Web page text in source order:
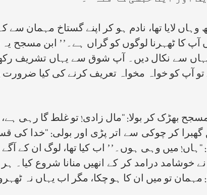
لایا تھا، نادم ہو کر اپنے گستاخ مہمان
کا ٹھہرنا لوگوں کو گراں ہے۔’’ ابن مسجح
سے نکال دیں۔ آپ شوق سے یہاں تشریف
آپ کو خواہ مخواہ تعریف کرنے کی کیا
بھڑک کر بولا: ‘‘مال زادی! تو غلط گا رہی
کر چوکی سے اتر پڑی اور بولی: ‘‘خدا
میں وہی ہوں۔’’ اب کیا تھا، لوگ ان کے
درامد کر کے انھیں منانا شروع کیا۔ ہر
تو میں ان کا ہو چکا، مگر اب یہاں نہ